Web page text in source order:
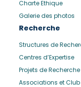
Charte Ethique
Galerie des photos
Recherche
Structures de
Centres d’Expertise
Projets de Recherche
Associations et Club